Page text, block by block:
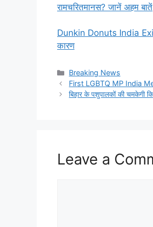
रामचरितमानस? जानें अहम बातें
Dunkin Donuts India Exit
कारण
Categories
Breaking News
First LGBTQ MP India
बिहार के पशुपालकों की चमकेगी
Leave a